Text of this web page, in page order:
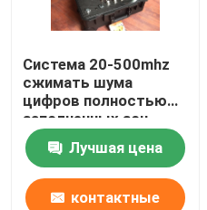
Система 20-500mhz
сжимать шума
цифров полностью
заполненных зон
Jammer сигнала
бомбы IED смешанная
Лучшая цена
контактные